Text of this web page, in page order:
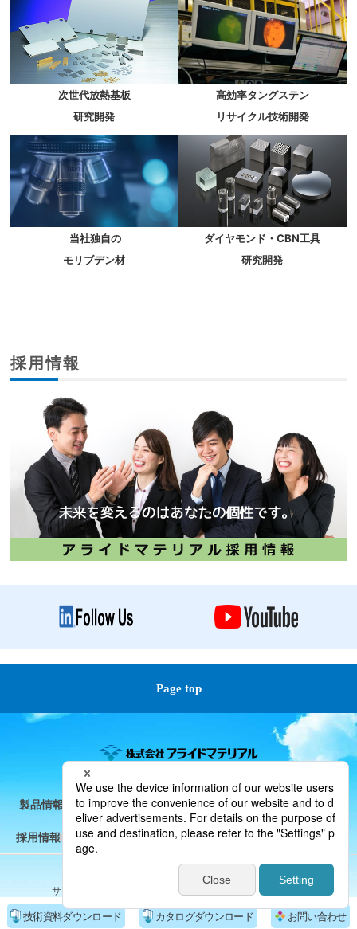
次世代放熱基板
研究開発
高効率タングステン
リサイクル技術開発
当社独自の
モリブデン材
ダイヤモンド・CBN工具
研究開発
採用情報
技術資料ダウンロード カタログダウンロード お問い合わせ
Page top
製品情報 技術情報 会社情報 研究開発 / サービス
採用情報
サイトポリシー プライバシーポリシー
サイトマップ
Copyright(c) A.L.M.T. Corp. All Rights Reserved.